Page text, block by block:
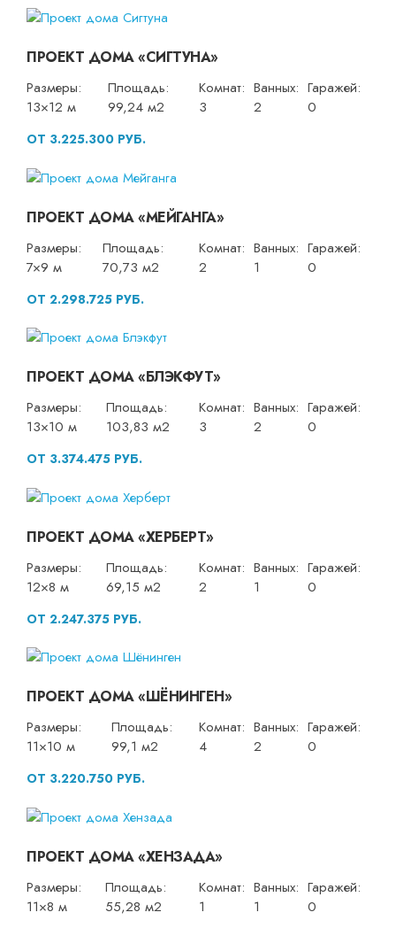
ПРОЕКТ ДОМА «СИГТУНА»
Размеры:
13×12 м
Площадь:
99,24 м2
Комнат:
3
Ванных:
2
Гаражей:
0
ОТ 3.225.300 РУБ.
ПРОЕКТ ДОМА «МЕЙГАНГА»
Размеры:
7×9 м
Площадь:
70,73 м2
Комнат:
2
Ванных:
1
Гаражей:
0
ОТ 2.298.725 РУБ.
ПРОЕКТ ДОМА «БЛЭКФУТ»
Размеры:
13×10 м
Площадь:
103,83 м2
Комнат:
3
Ванных:
2
Гаражей:
0
ОТ 3.374.475 РУБ.
ПРОЕКТ ДОМА «ХЕРБЕРТ»
Размеры:
12×8 м
Площадь:
69,15 м2
Комнат:
2
Ванных:
1
Гаражей:
0
ОТ 2.247.375 РУБ.
ПРОЕКТ ДОМА «ШЁНИНГЕН»
Размеры:
11×10 м
Площадь:
99,1 м2
Комнат:
4
Ванных:
2
Гаражей:
0
ОТ 3.220.750 РУБ.
ПРОЕКТ ДОМА «ХЕНЗАДА»
Размеры:
11×8 м
Площадь:
55,28 м2
Комнат:
1
Ванных:
1
Гаражей:
0